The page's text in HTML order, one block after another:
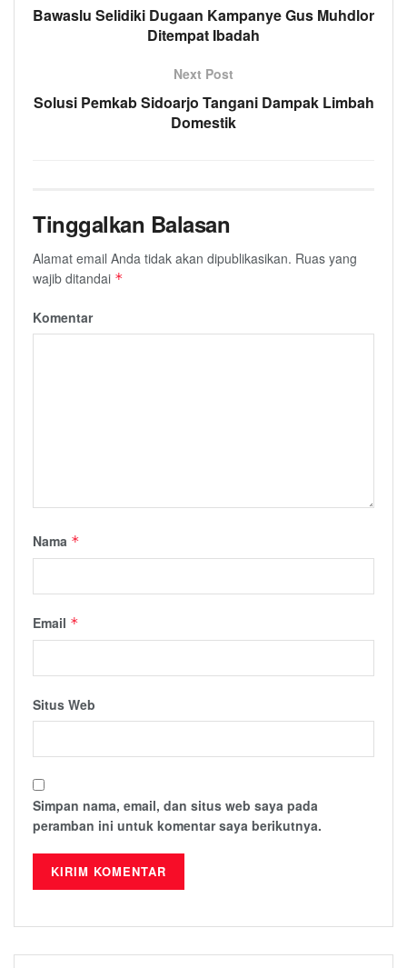
Bawaslu Selidiki Dugaan Kampanye Gus Muhdlor
Ditempat Ibadah
Next Post
Solusi Pemkab Sidoarjo Tangani Dampak Limbah
Domestik
Tinggalkan Balasan
Alamat email Anda tidak akan dipublikasikan. Ruas yang
wajib ditandai *
Komentar
Nama *
Email *
Situs Web
Simpan nama, email, dan situs web saya pada
peramban ini untuk komentar saya berikutnya.